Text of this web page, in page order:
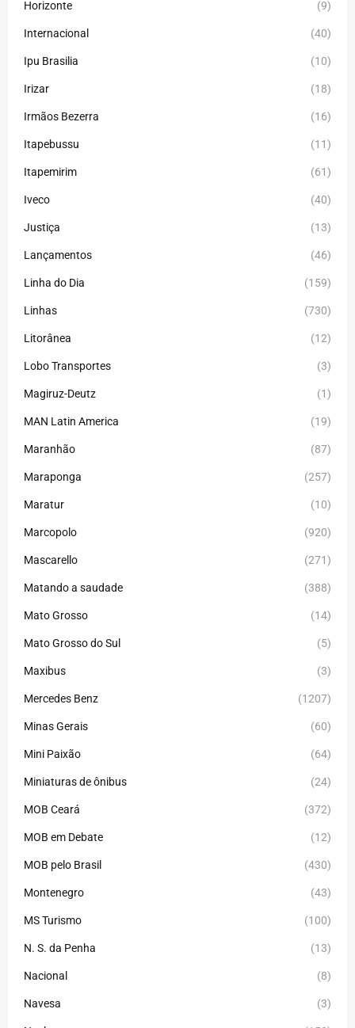
Horizonte (9)
Internacional (40)
Ipu Brasilia (10)
Irizar (18)
Irmãos Bezerra (16)
Itapebussu (11)
Itapemirim (61)
Iveco (40)
Justiça (13)
Lançamentos (46)
Linha do Dia (159)
Linhas (730)
Litorânea (12)
Lobo Transportes (3)
Magiruz-Deutz (1)
MAN Latin America (19)
Maranhão (87)
Maraponga (257)
Maratur (10)
Marcopolo (920)
Mascarello (271)
Matando a saudade (388)
Mato Grosso (14)
Mato Grosso do Sul (5)
Maxibus (3)
Mercedes Benz (1207)
Minas Gerais (60)
Mini Paixão (64)
Miniaturas de ônibus (24)
MOB Ceará (372)
MOB em Debate (12)
MOB pelo Brasil (430)
Montenegro (43)
MS Turismo (100)
N. S. da Penha (13)
Nacional (8)
Navesa (3)